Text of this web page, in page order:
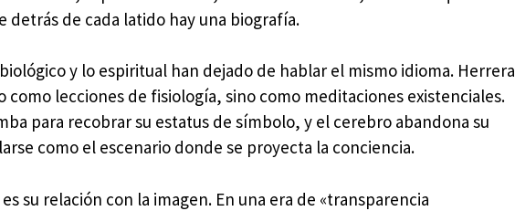
detrás de cada latido hay una biografía.
y lo espiritual han dejado de hablar el mismo idioma. Herrera
como lecciones de fisiología, sino como meditaciones existenciales.
para recobrar su estatus de símbolo, y el cerebro abandona su
como el escenario donde se proyecta la conciencia.
su relación con la imagen. En una era de «transparencia